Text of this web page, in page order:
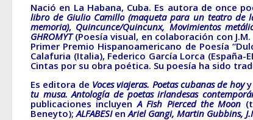
Nació en La Habana, Cuba. Es autora de once
libro de Giulio Camillo (maqueta para un teatro de
memoria), Quincunce/Quincunx, Movimientos
GHROMYT(Poesía visual, en colaboración con
Primer Premio Hispanoamericano de Poesía
Calafuria (Italia), Federico García Lorca
Cintas por su obra poética. Su poesía ha sido
Es editora de Voces viajeras. Poetas cubanas de hoyy
tu musa. Antología de poetas irlandesas
publicaciones incluyenA Fish Pierced the Moon
Beneyto);ALFABESIenAriel Gangi, Martin Gubbins,